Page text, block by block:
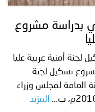
بدراسة مشروع
أمنية عربية عليا
تشكيل لجنة
العامة لمجلس وزراء
المزيد